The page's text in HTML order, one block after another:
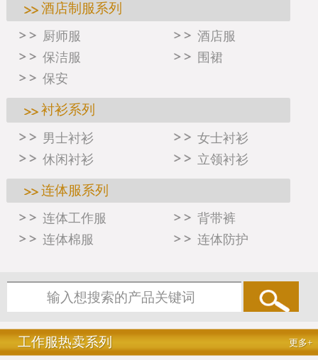
酒店制服系列
厨师服
酒店服
保洁服
围裙
保安
衬衫系列
男士衬衫
女士衬衫
休闲衬衫
立领衬衫
连体服系列
连体工作服
背带裤
连体棉服
连体防护
更多+
工作服热卖系列